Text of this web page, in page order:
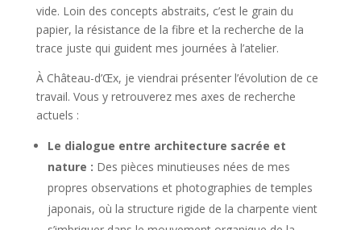
vide. Loin des concepts abstraits, c’est le grain du
papier, la résistance de la fibre et la recherche de la
trace juste qui guident mes journées à l’atelier.
À Château-d’Œx, je viendrai présenter l’évolution de ce
travail. Vous y retrouverez mes axes de recherche
actuels :
Le dialogue entre architecture sacrée et
nature : Des pièces minutieuses nées de mes
propres observations et photographies de temples
japonais, où la structure rigide de la charpente vient